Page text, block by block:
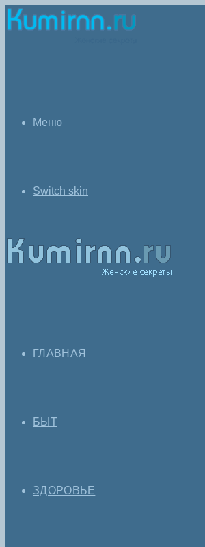
Меню
Switch skin
ГЛАВНАЯ
БЫТ
ЗДОРОВЬЕ